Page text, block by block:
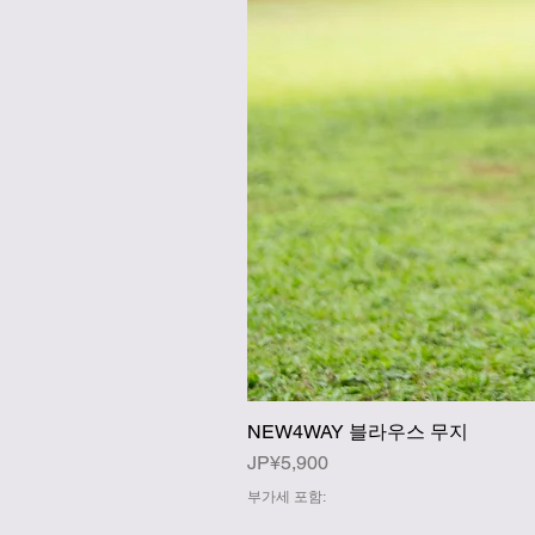
NEW4WAY 블라우스 무지
가격
JP¥5,900
부가세 포함: